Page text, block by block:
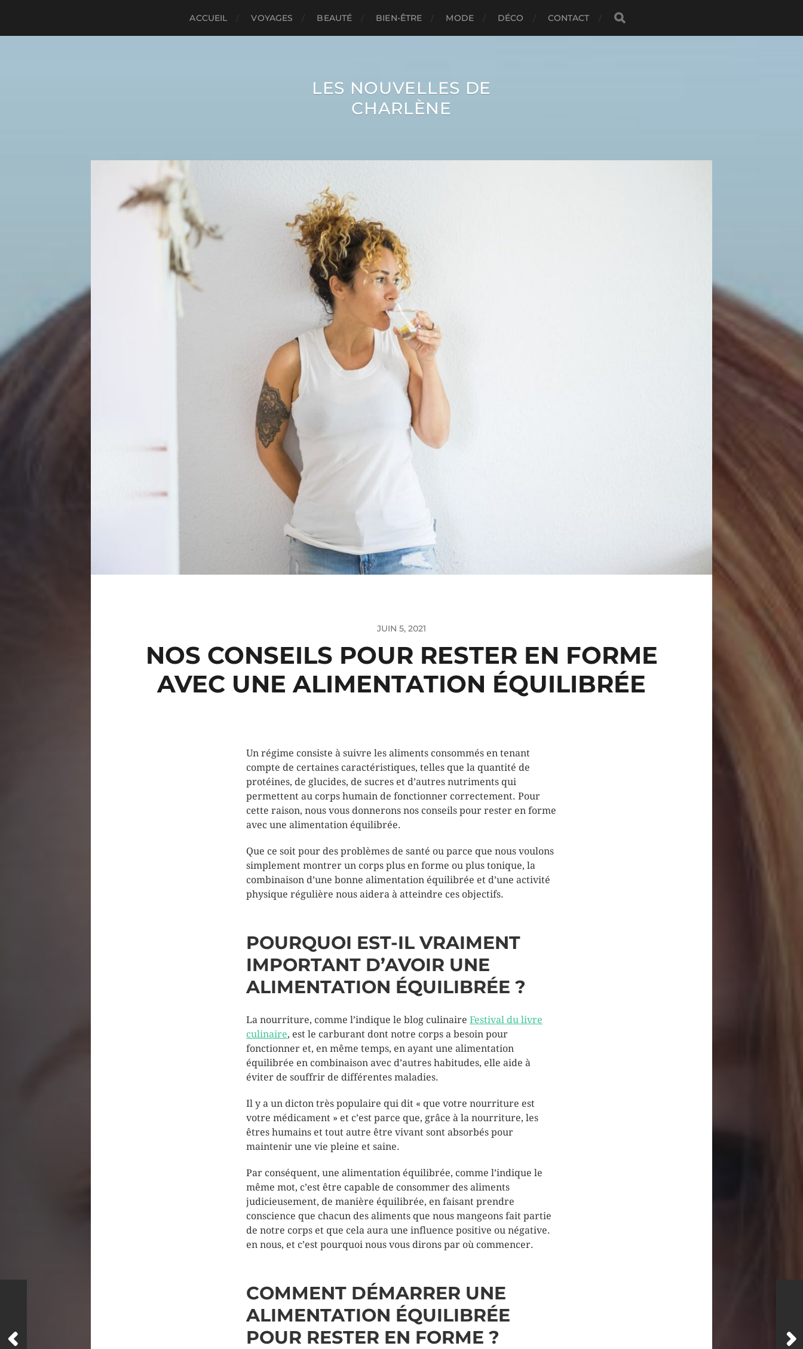
ACCUEIL VOYAGES BEAUTÉ BIEN-ÊTRE MODE DÉCO CONTACT
LES NOUVELLES DE
CHARLÈNE
JUIN 5, 2021
NOS CONSEILS POUR RESTER EN FORME
AVEC UNE ALIMENTATION ÉQUILIBRÉE
Un régime consiste à suivre les aliments consommés en tenant
compte de certaines caractéristiques, telles que la quantité de
protéines, de glucides, de sucres et d’autres nutriments qui
permettent au corps humain de fonctionner correctement. Pour
cette raison, nous vous donnerons nos conseils pour rester en forme
avec une alimentation équilibrée.
Que ce soit pour des problèmes de santé ou parce que nous voulons
simplement montrer un corps plus en forme ou plus tonique, la
combinaison d’une bonne alimentation équilibrée et d’une activité
physique régulière nous aidera à atteindre ces objectifs.
POURQUOI EST-IL VRAIMENT
IMPORTANT D’AVOIR UNE
ALIMENTATION ÉQUILIBRÉE ?
La nourriture, comme l’indique le blog culinaire Festival du livre
culinaire, est le carburant dont notre corps a besoin pour
fonctionner et, en même temps, en ayant une alimentation
équilibrée en combinaison avec d’autres habitudes, elle aide à
éviter de souffrir de différentes maladies.
Il y a un dicton très populaire qui dit « que votre nourriture est
votre médicament » et c’est parce que, grâce à la nourriture, les
êtres humains et tout autre être vivant sont absorbés pour
maintenir une vie pleine et saine.
Par conséquent, une alimentation équilibrée, comme l’indique le
même mot, c’est être capable de consommer des aliments
judicieusement, de manière équilibrée, en faisant prendre
conscience que chacun des aliments que nous mangeons fait partie
de notre corps et que cela aura une influence positive ou négative.
en nous, et c’est pourquoi nous vous dirons par où commencer.
COMMENT DÉMARRER UNE
ALIMENTATION ÉQUILIBRÉE
POUR RESTER EN FORME ?